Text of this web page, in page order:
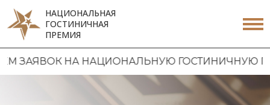
НАЦИОНАЛЬНАЯ
ГОСТИНИЧНАЯ
ПРЕМИЯ
ЗАЯВОК НА НАЦИОНАЛЬНУЮ ГОСТИНИЧНУЮ